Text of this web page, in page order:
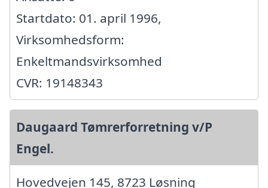
Startdato: 01. april 1996,
Virksomhedsform:
Enkeltmandsvirksomhed
CVR: 19148343
Daugaard Tømrerforretning v/P
Engel.
Hovedvejen 145, 8723 Løsning